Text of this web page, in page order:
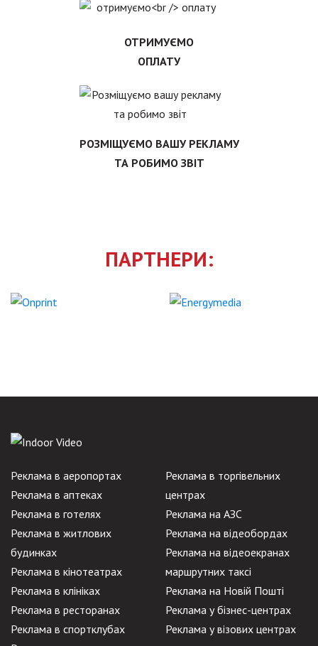
ОТРИМУЄМО
ОПЛАТУ
РОЗМІЩУЄМО ВАШУ РЕКЛАМУ
ТА РОБИМО ЗВІТ
ПАРТНЕРИ:
Реклама в аеропортах
Реклама в аптеках
Реклама в готелях
Реклама в житлових
будинках
Реклама в кінотеатрах
Реклама в клініках
Реклама в ресторанах
Реклама в спортклубах
Реклама в торгівельних
центрах
Реклама на АЗС
Реклама на відеобордах
Реклама на відеоекранах
маршрутних таксі
Реклама на Новій Пошті
Реклама у бізнес-центрах
Реклама у візових центрах